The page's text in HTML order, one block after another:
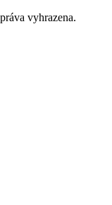
vyhrazena.